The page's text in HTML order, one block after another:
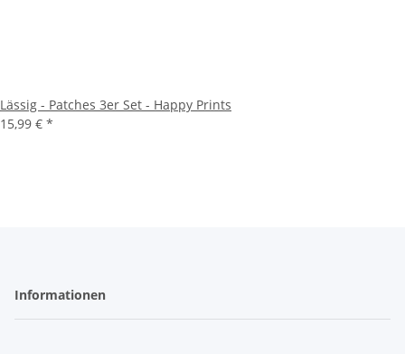
Lässig - Patches 3er Set - Happy Prints
15,99 € *
Informationen